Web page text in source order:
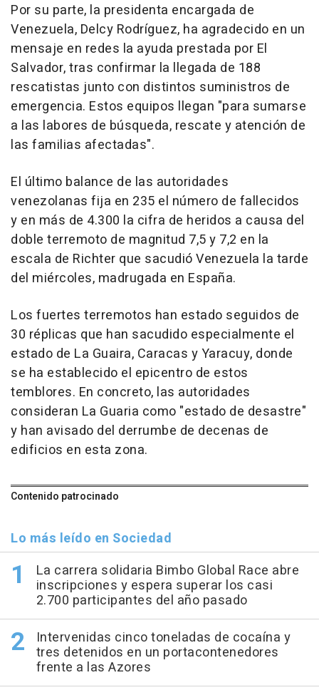
Por su parte, la presidenta encargada de
Venezuela, Delcy Rodríguez, ha agradecido en un
mensaje en redes la ayuda prestada por El
Salvador, tras confirmar la llegada de 188
rescatistas junto con distintos suministros de
emergencia. Estos equipos llegan "para sumarse
a las labores de búsqueda, rescate y atención de
las familias afectadas".
El último balance de las autoridades
venezolanas fija en 235 el número de fallecidos
y en más de 4.300 la cifra de heridos a causa del
doble terremoto de magnitud 7,5 y 7,2 en la
escala de Richter que sacudió Venezuela la tarde
del miércoles, madrugada en España.
Los fuertes terremotos han estado seguidos de
30 réplicas que han sacudido especialmente el
estado de La Guaira, Caracas y Yaracuy, donde
se ha establecido el epicentro de estos
temblores. En concreto, las autoridades
consideran La Guaria como "estado de desastre"
y han avisado del derrumbe de decenas de
edificios en esta zona.
Contenido patrocinado
Lo más leído en Sociedad
La carrera solidaria Bimbo Global Race abre
inscripciones y espera superar los casi
2.700 participantes del año pasado
Intervenidas cinco toneladas de cocaína y
tres detenidos en un portacontenedores
frente a las Azores